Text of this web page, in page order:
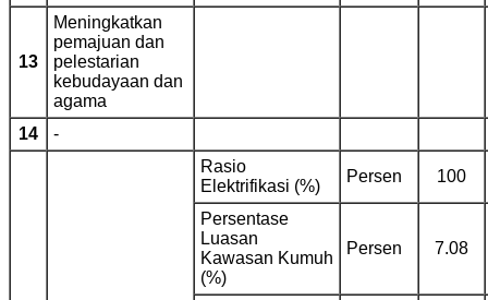
13
Meningkatkan
pemajuan dan
pelestarian
kebudayaan dan
agama
14
-
Rasio
Elektrifikasi (%)
Persen 100
Persentase
Luasan
Kawasan Kumuh
(%)
Persen 7.08